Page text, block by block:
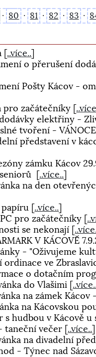
· 80 · 81 · 82 · 83 ·
[..více..]
o přerušení
Pošty Kácov -
pro začátečníky [
elektřiny -
tvoření -
představení v
zámku Kácov
[..více..]
na den
papíru [..více..]
pro začátečníky [
se nekonají [
V KÁCOVĚ
- "Oživujeme
ordinace ve
o dotačním
do Vlašimi [
na zámek Kácov
na Kácovskou
s hudbou v Kácově u
taneční večer [..více..]
na divadelní
- Týnec nad